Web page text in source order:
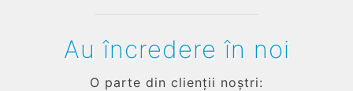
Au încredere în noi
O parte din clienții noștri: